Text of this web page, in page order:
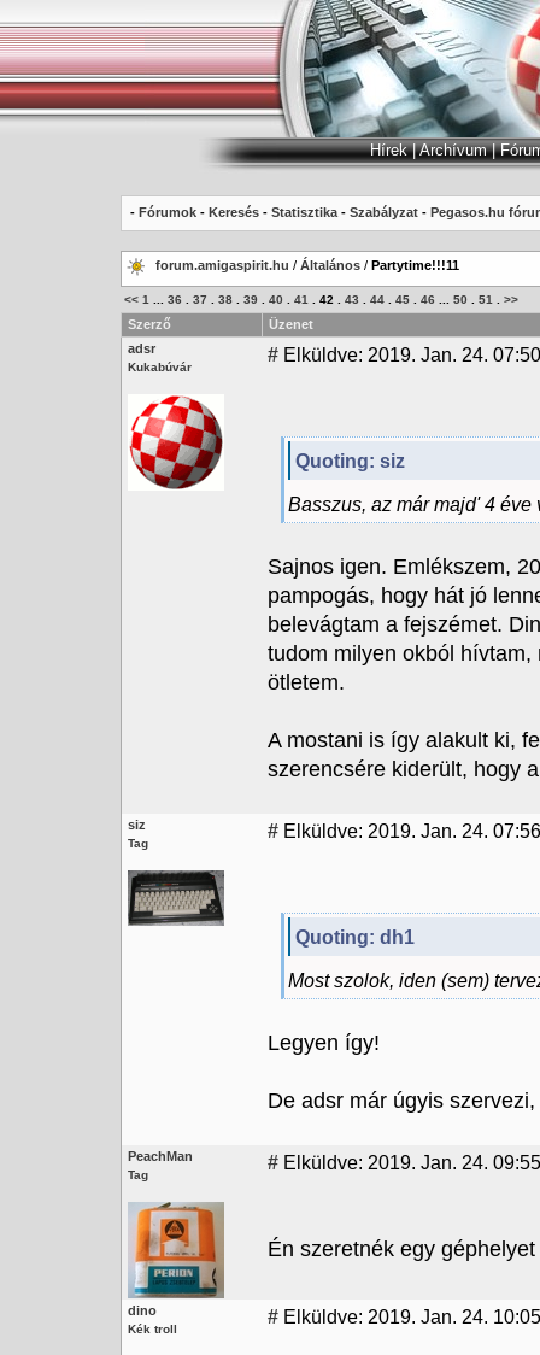
Hírek|Archívum|
- Fórumok - Keresés - Statisztika - Szabályzat - Pegasos.hu
forum.amigaspirit.hu / Általános / Partytime!!!11
<< 1 36 37 38 39 40 41 42 43 44 45 46 50 51 >>
Szerző
Üzenet
adsr
Kukabúvár
# Elküldve: 2019. Jan. 24. 07:50
Quoting: siz
Basszus, az már majd' 4 éve
Sajnos igen. Emlékszem,
pampogás, hogy hát jó
belevágtam a fejszémet.
tudom milyen okból
ötletem.
A mostani is így alakult ki,
szerencsére kiderült, hogy
siz
Tag
# Elküldve: 2019. Jan. 24. 07:56
Quoting: dh1
Most szolok, iden (sem)
Legyen így!
De adsr már úgyis
PeachMan
Tag
# Elküldve: 2019. Jan. 24. 09:55
Én szeretnék egy géphelyet
dino
Kék troll
# Elküldve: 2019. Jan. 24. 10:05